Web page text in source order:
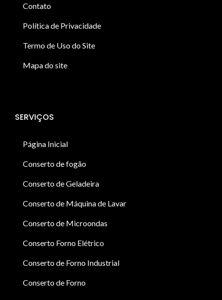
Contato
Política de Privacidade
Termo de Uso do Site
Mapa do site
SERVIÇOS
Página Inicial
Conserto de fogão
Conserto de Geladeira
Conserto de Máquina de Lavar
Conserto de Microondas
Conserto Forno Elétrico
Conserto de Forno Industrial
Conserto de Forno